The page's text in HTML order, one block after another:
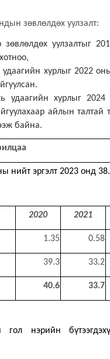
зөвлөлдөх уулзалт:
зөвлөлдөх уулзалтыг
,
удаагийн хурлыг 2022
удаагийн хурлыг
айлын
байна.
нийт эргэлт 2023 онд
2020 2021
1.35 0.58
39.3 33.2
40.6 33.7
гол нэрийн